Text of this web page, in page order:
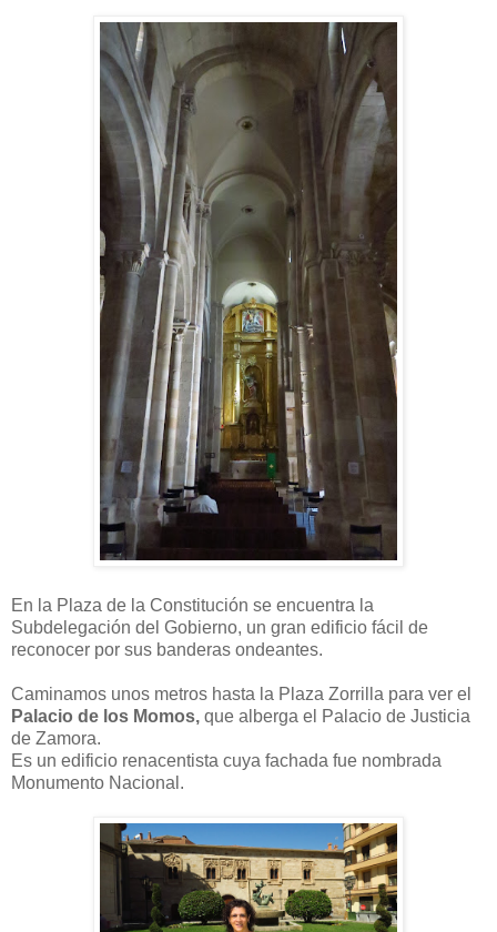
En la Plaza de la Constitución se encuentra la
Subdelegación del Gobierno, un gran edificio fácil de
reconocer por sus banderas ondeantes.
Caminamos unos metros hasta la Plaza Zorrilla para ver el
Palacio de los Momos, que alberga el Palacio de Justicia
de Zamora.
Es un edificio renacentista cuya fachada fue nombrada
Monumento Nacional.